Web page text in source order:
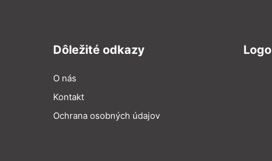
Dôležité odkazy
O nás
Kontakt
Ochrana osobných údajov
Logo